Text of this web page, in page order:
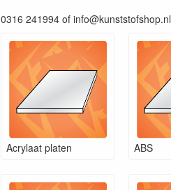
0316 241994 of info@kunststofshop.nl
Acrylaat platen ABS